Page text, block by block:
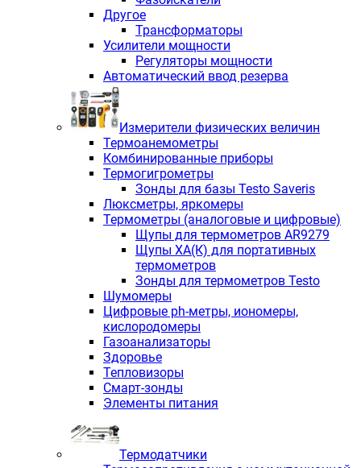
Другое
Трансформаторы
Усилители мощности
Регуляторы мощности
Автоматический ввод резерва
Измерители физических величин
Термоанемометры
Комбинированные приборы
Термогигрометры
Зонды для базы Testo Saveris
Люксметры, яркомеры
Термометры (аналоговые и цифровые)
Щупы для термометров AR9279
Щупы ХА(К) для портативных
термометров
Зонды для термометров Testo
Шумомеры
Цифровые ph-метры, иономеры,
кислородомеры
Газоанализаторы
Здоровье
Тепловизоры
Смарт-зонды
Элементы питания
Термодатчики